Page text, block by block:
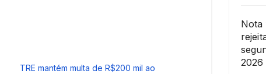
TRE mantém multa de R$200 mil ao
Nota
2026